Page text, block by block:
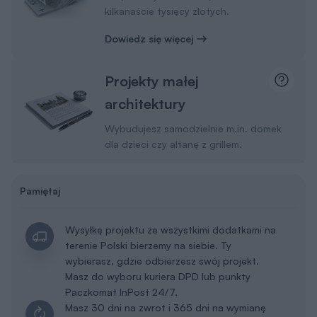
kilkanaście tysięcy złotych.
Dowiedz się więcej
Projekty małej
architektury
Wybudujesz samodzielnie m.in. domek
dla dzieci czy altanę z grillem.
Pamiętaj
Wysyłkę projektu ze wszystkimi dodatkami na
terenie Polski bierzemy na siebie. Ty
wybierasz, gdzie odbierzesz swój projekt.
Masz do wyboru kuriera DPD lub punkty
Paczkomat InPost 24/7.
Masz 30 dni na zwrot i 365 dni na wymianę